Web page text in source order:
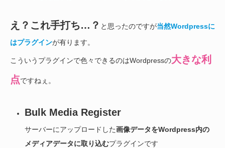
え？これ手打ち…？ と思ったのですが当然Wordpressに
はプラグインが有ります。
こういうプラグインで色々できるのはWordpressの大きな利
点ですねぇ。
Bulk Media Register
サーバーにアップロードした画像データをWordpress内の
メディアデータに取り込むプラグインです